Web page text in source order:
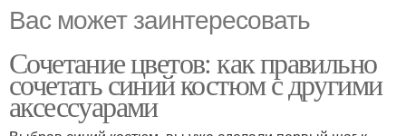
Вас может заинтересовать
Сочетание цветов: как правильно
сочетать синий костюм с другими
аксессуарами